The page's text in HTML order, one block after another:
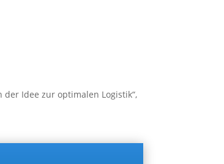
Idee zur optimalen Logistik“,